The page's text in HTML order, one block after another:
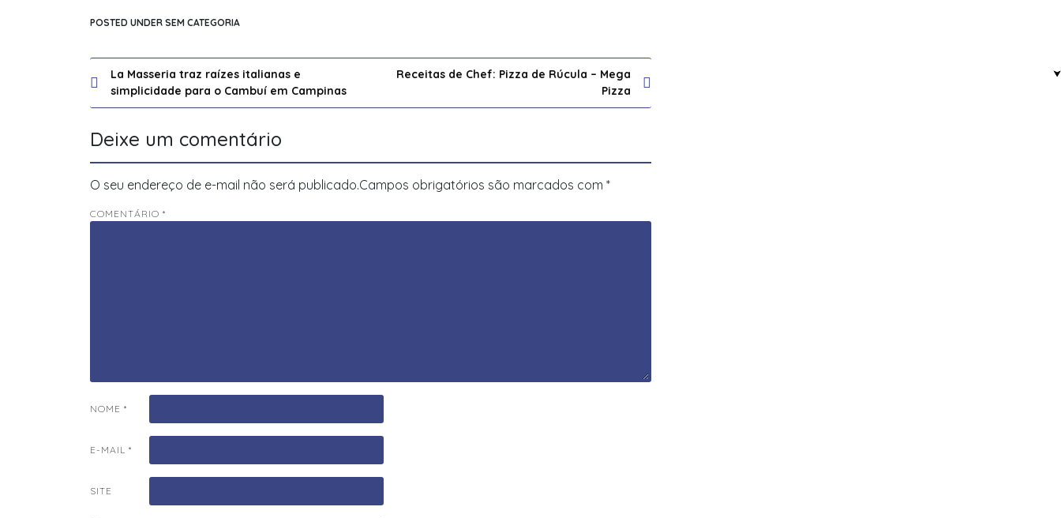
POSTED UNDER SEM CATEGORIA
Navegação
de
Post
La Masseria traz raízes italianas e
simplicidade para o Cambuí em Campinas
Receitas de Chef: Pizza de Rúcula – Mega
Pizza
Deixe um comentário
O seu endereço de e-mail não será publicado.Campos obrigatórios são marcados com *
COMENTÁRIO *
NOME *
E-MAIL *
SITE